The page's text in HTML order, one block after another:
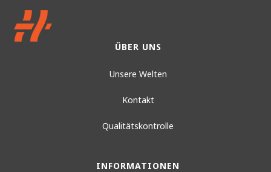
ÜBER UNS
Unsere Welten
Kontakt
Qualitätskontrolle
INFORMATIONEN